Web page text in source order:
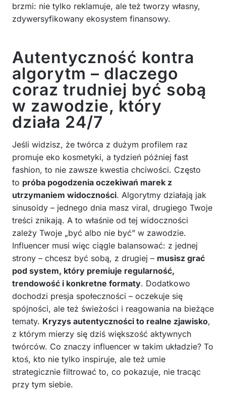
brzmi: nie tylko reklamuje, ale też tworzy własny,
zdywersyfikowany ekosystem finansowy.
Autentyczność kontra
algorytm – dlaczego
coraz trudniej być sobą
w zawodzie, który
działa 24/7
Jeśli widzisz, że twórca z dużym profilem raz
promuje eko kosmetyki, a tydzień później fast
fashion, to nie zawsze kwestia chciwości. Często
to próba pogodzenia oczekiwań marek z
utrzymaniem widoczności. Algorytmy działają jak
sinusoidy – jednego dnia masz viral, drugiego Twoje
treści znikają. A to właśnie od tej widoczności
zależy Twoje „być albo nie być” w zawodzie.
Influencer musi więc ciągle balansować: z jednej
strony – chcesz być sobą, z drugiej – musisz grać
pod system, który premiuje regularność,
trendowość i konkretne formaty. Dodatkowo
dochodzi presja społeczności – oczekuje się
spójności, ale też świeżości i reagowania na bieżące
tematy. Kryzys autentyczności to realne zjawisko,
z którym mierzy się dziś większość aktywnych
twórców. Co znaczy influencer w takim układzie? To
ktoś, kto nie tylko inspiruje, ale też umie
strategicznie filtrować to, co pokazuje, nie tracąc
przy tym siebie.